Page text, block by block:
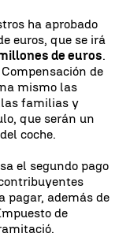
ha aprobado
euros, que se irá
de euros.
de
mismo las
familias y
que serán un
coche.
el segundo pago
pagar, además de
de